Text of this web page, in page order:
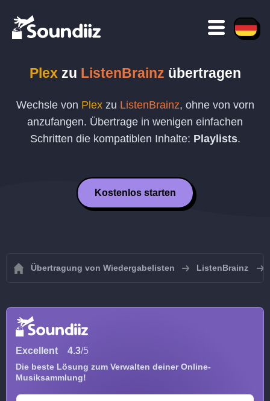
Plex zu ListenBrainz übertragen
Wechsle von Plexzu ListenBrainz, ohne von vorn
anzufangen. Übertrage in wenigen einfachen
Schritten die kompatiblen Inhalte: Playlists.
Kostenlos starten
Übertragung von Wiedergabelisten ListenBrainz
Excellent 4.3/5
Die beste Lösung zum Verwalten deiner Online-
Musiksammlung!